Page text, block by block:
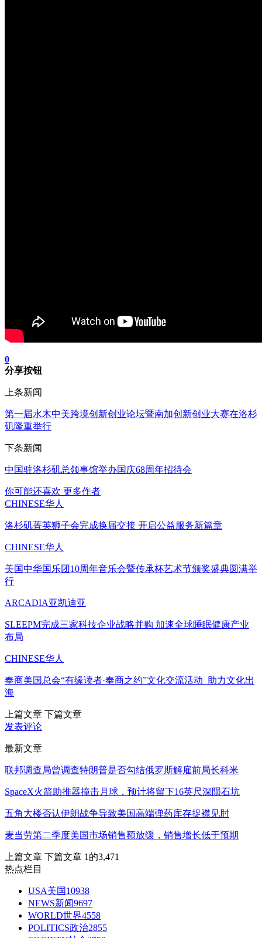
0
分享按钮
上条新闻
第一届水木中美跨境创新创业论坛暨南加创新创业大赛在洛杉
矶隆重举行
下条新闻
中国驻洛杉矶总领事馆举办国庆68周年招待会
你可能还喜欢 更多作者
CHINESE华人
洛杉矶菁英狮子会完成换届交接 开启公益服务新篇章
CHINESE华人
美国中华国乐团10周年音乐会暨传承杯艺术节颁奖盛典圆满举
行
ARCADIA亚凯迪亚
SLEEPM完成三家科技企业战略并购 加速全球睡眠健康产业
布局
CHINESE华人
奉商美国总会“有缘读者·奉商之约”文化交流活动 助力文化出
海
上篇文章 下篇文章
发表评论
最新文章
联邦调查局曾调查特朗普是否勾结俄罗斯解雇前局长科米
SpaceX火箭助推器撞击月球，预计将留下16英尺深陨石坑
五角大楼否认伊朗战争导致美国高端弹药库存捉襟见肘
麦当劳第二季度美国市场销售额放缓，销售增长低于预期
上篇文章 下篇文章 1的3,471
热点栏目
USA美国10938
NEWS新闻9697
WORLD世界4558
POLITICS政治2855